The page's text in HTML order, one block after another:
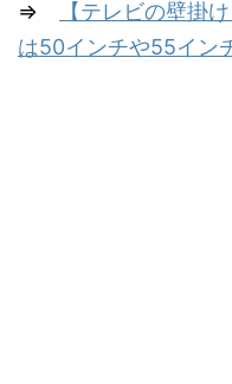
⇒
【テレビの壁掛
は50インチや55イン